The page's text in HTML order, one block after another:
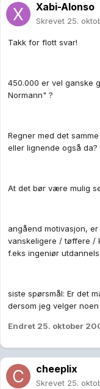
Xabi-Alonso
Skrevet 25.
Takk for flott svar!
450.000 er vel ganske
Normann" ?
Regner med det
eller lignende også da?
At det bør være mulig
angåend motivasjon,
vanskeligere / tøffere /
f.eks ingeniør
siste spørsmål: Er det
dersom jeg velger noen
Endret 25. oktober
cheeplix
Skrevet 25.